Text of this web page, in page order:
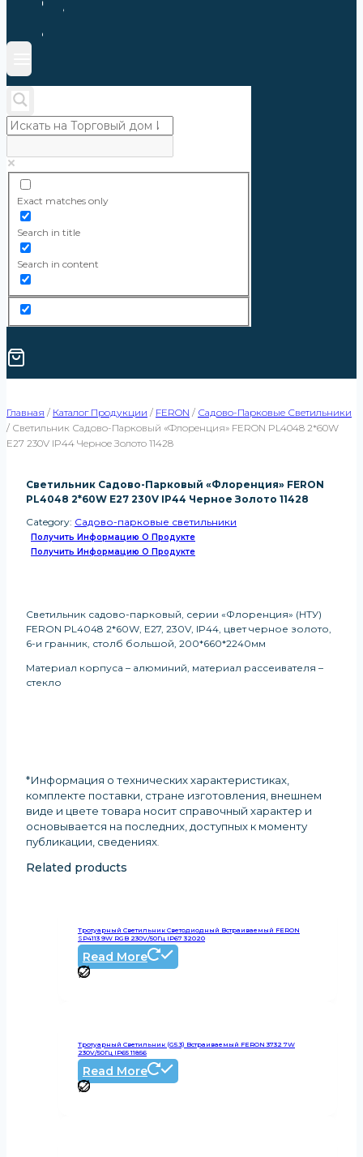
Exact matches only
Search in title
Search in content
Главная / Каталог Продукции / FERON / Садово-Парковые Светильники
/ Светильник Садово-Парковый «Флоренция» FERON PL4048 2*60W
E27 230V IP44 Черное Золото 11428
Светильник Садово-Парковый «Флоренция» FERON
PL4048 2*60W E27 230V IP44 Черное Золото 11428
Category: Садово-парковые светильники
Получить Информацию О Продукте
Получить Информацию О Продукте
Светильник садово-парковый, серии «Флоренция» (НТУ)
FERON PL4048 2*60W, E27, 230V, IP44, цвет черное золото,
6-и гранник, столб большой, 200*660*2240мм
Материал корпуса – алюминий, материал рассеивателя –
стекло
*Информация о технических характеристиках,
комплекте поставки, стране изготовления, внешнем
виде и цвете товара носит справочный характер и
основывается на последних, доступных к моменту
публикации, сведениях.
Related products
Тротуарный Светильник Светодиодный Встраиваемый FERON
SP4113 9W RGB 230V/50Гц IP67 32020
Read More
Тротуарный Светильник (G5.3) Встраиваемый FERON 3732 7W
230V/50Гц IP65 11856
Read More